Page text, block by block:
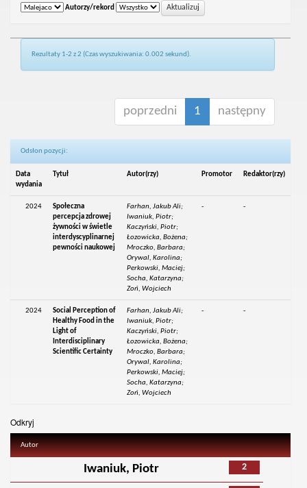
Autorzy/rekord
Rezultaty 1-2 z 2 (Czas wyszukiwania: 0.002 sekund).
poprzedni 1 następny
Odsłon pozycji:
Data
wydania
Tytuł Autor(rzy) Promotor Redaktor(rzy)
2024
Społeczna
percepcja zdrowej
żywności w świetle
interdyscyplinarnej
pewności naukowej
Farhan, Jakub Ali;
Iwaniuk, Piotr;
Kaczyński, Piotr;
Łozowicka, Bożena;
Mroczko, Barbara;
Orywal, Karolina;
Perkowski, Maciej;
Socha, Katarzyna;
Zoń, Wojciech
- -
2024
Social Perception of
Healthy Food in the
Light of
Interdisciplinary
Scientific Certainty
Farhan, Jakub Ali;
Iwaniuk, Piotr;
Kaczyński, Piotr;
Łozowicka, Bożena;
Mroczko, Barbara;
Orywal, Karolina;
Perkowski, Maciej;
Socha, Katarzyna;
Zoń, Wojciech
- -
Odkryj
Autor
2
Iwaniuk, Piotr